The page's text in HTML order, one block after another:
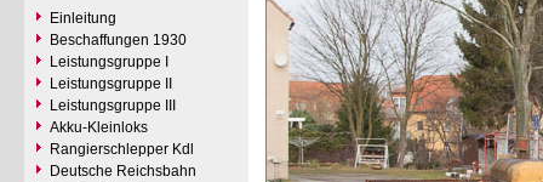
Einleitung
Beschaffungen 1930
Leistungsgruppe I
Leistungsgruppe II
Leistungsgruppe III
Akku-Kleinloks
Rangierschlepper Kdl
Deutsche Reichsbahn